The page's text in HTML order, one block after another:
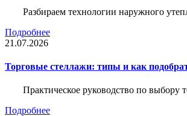
Разбираем технологии наружного
Подробнее
21.07.2026
Торговые стеллажи: типы и как
Практическое руководство по выбору
Подробнее